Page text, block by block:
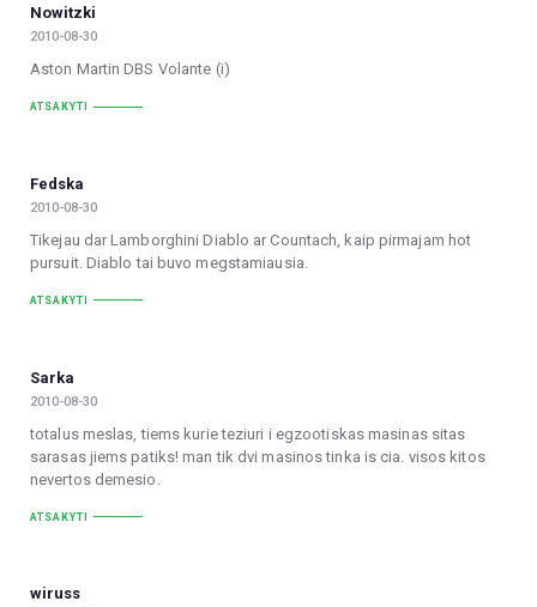
Nowitzki
2010-08-30
Aston Martin DBS Volante (i)
ATSAKYTI
Fedska
2010-08-30
Tikejau dar Lamborghini Diablo ar Countach, kaip pirmajam hot
pursuit. Diablo tai buvo megstamiausia.
ATSAKYTI
Sarka
2010-08-30
totalus meslas, tiems kurie teziuri i egzootiskas masinas sitas
sarasas jiems patiks! man tik dvi masinos tinka is cia. visos kitos
nevertos demesio.
ATSAKYTI
wiruss